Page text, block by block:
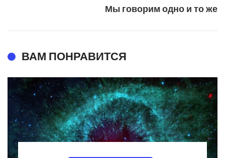
Мы говорим одно и то же
ВАМ ПОНРАВИТСЯ